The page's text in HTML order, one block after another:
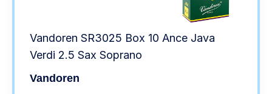
Vandoren SR3025 Box 10 Ance Java
Verdi 2.5 Sax Soprano
Vandoren